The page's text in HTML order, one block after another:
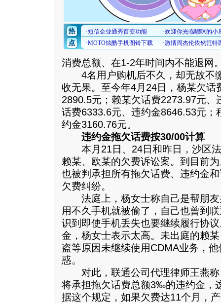
消费总额、在1-2年时间内不能退网
4名用户购机后不久，却无故不
收无果。至今年4月24日，杨某欠话
2890.5元；赖某欠话费2273.97元、
话费6333.6元、违约金8646.53元；
约金3160.76元。
违约金拖欠话费按30/00计算
本月21日、24日和昨日，沙区法
赖某、欧某的欠费诉讼案。到目前
也被判承担所有拖欠话费、违约金
欠费纠纷。
法庭上，杨女士称自己是帮朋友
用不久手机就被偷了，自己也曾到
识到即使手机丢失也要继续履行协
金，杨女士表示太高。未出庭的赖
盗等原因未继续使用CDMA业务，
惑。
对此，联通公司代理律师王燕称
将承担拖欠话费总额3‰的违约金，
据这个规定，如果欠费达11个月，